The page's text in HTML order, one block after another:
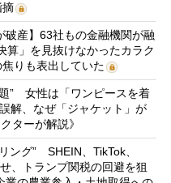
摘
破産】63社もの金融機関が融
算」を見抜けなかったカラク
りも表出していた
” 女性は「ワンピースを着
解、なぜ「ジャケット」が
ターが解説》
ング” SHEIN、TikTok、
、トランプ関税の回避を狙